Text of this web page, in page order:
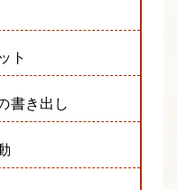
ト
書き出し